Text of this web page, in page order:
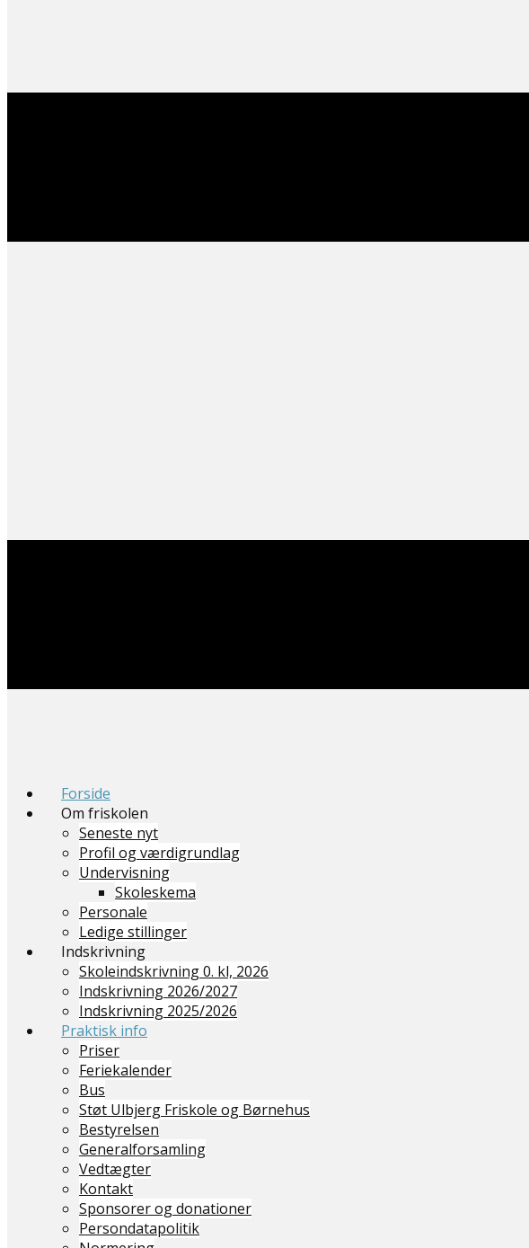
Forside
Om friskolen
Seneste nyt
Profil og værdigrundlag
Undervisning
Skoleskema
Personale
Ledige stillinger
Indskrivning
Skoleindskrivning 0. kl, 2026
Indskrivning 2026/2027
Indskrivning 2025/2026
Praktisk info
Priser
Feriekalender
Bus
Støt Ulbjerg Friskole og Børnehus
Bestyrelsen
Generalforsamling
Vedtægter
Kontakt
Sponsorer og donationer
Persondatapolitik